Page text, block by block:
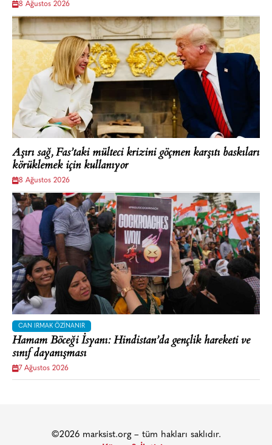
8 Ağustos 2026
Aşırı sağ, Fas’taki mülteci krizini göçmen karşıtı baskıları
körüklemek için kullanıyor
8 Ağustos 2026
CAN IRMAK ÖZINANIR
Hamam Böceği İsyanı: Hindistan’da gençlik hareketi ve
sınıf dayanışması
7 Ağustos 2026
©2026 marksist.org – tüm hakları saklıdır.